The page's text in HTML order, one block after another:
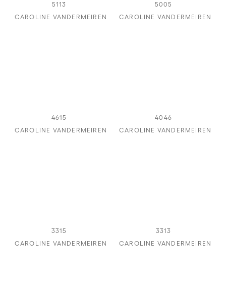
5113
CAROLINE VANDERMEIREN
5005
CAROLINE VANDERMEIREN
4615
CAROLINE VANDERMEIREN
4046
CAROLINE VANDERMEIREN
3315
CAROLINE VANDERMEIREN
3313
CAROLINE VANDERMEIREN